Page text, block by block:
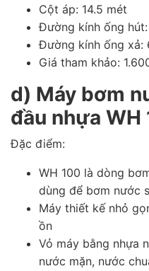
Cột áp: 14.5 mét
Đường kính ống
Đường kính ống xả:
Giá tham khảo:
d) Máy bơm
đầu nhựa WH
Đặc điểm:
WH 100 là dòng
dùng để bơm nước
Máy thiết kế nhỏ
ồn
Vỏ máy bằng nhựa
nước mặn, nước